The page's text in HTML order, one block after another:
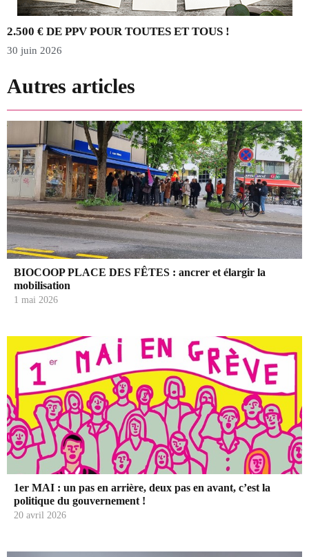
2.500 € DE PPV POUR TOUTES ET TOUS !
30 juin 2026
Autres articles
BIOCOOP PLACE DES FÊTES : ancrer et élargir la
mobilisation
1 mai 2026
1er MAI : un pas en arrière, deux pas en avant, c’est la
politique du gouvernement !
20 avril 2026